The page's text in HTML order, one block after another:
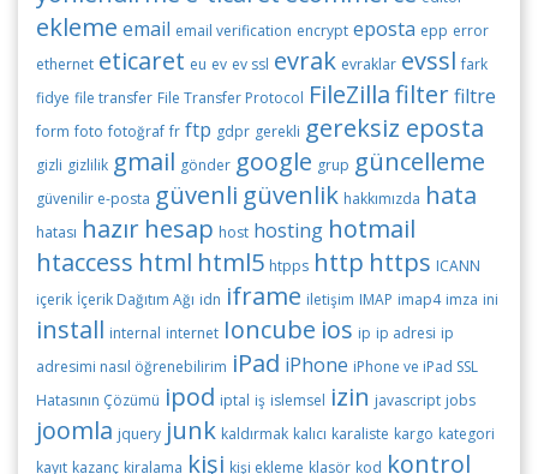
ekleme email email verification encrypt eposta epp error
ethernet eticaret eu ev ev ssl evrak evraklar evssl fark
fidye file transfer File Transfer Protocol FileZillafilterfiltre
form foto fotoğraf fr ftp gdpr gerekli gereksiz eposta
gizli gizlilik gmail gönder google grup güncelleme
güvenilir e-posta güvenli güvenlik hakkımızda hata
hatası hazır hesap host hosting hotmail
htaccess html html5 htpps http https ICANN
içerik İçerik Dağıtım Ağı idn iframe iletişim IMAP imap4 imza ini
install internal internet Ioncube ios ip ip adresi ip
adresimi nasıl öğrenebilirim iPad iPhone iPhone ve iPad SSL
Hatasının Çözümü ipod iptal iş islemsel izin javascript jobs
joomla jquery junk kaldırmak kalıcı karaliste kargo kategori
kayıt kazanç kiralama kişi kişi ekleme klasör kod kontrol